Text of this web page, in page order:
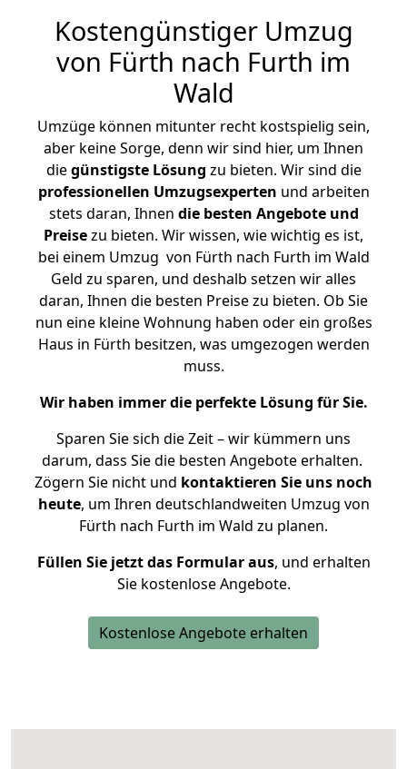
Kostengünstiger Umzug
von Fürth nach Furth im
Wald
Umzüge können mitunter recht kostspielig sein,
aber keine Sorge, denn wir sind hier, um Ihnen
diegünstigste Lösung zu bieten. Wir sind die
professionellen Umzugsexperten und arbeiten
stets daran, Ihnen die besten Angebote und
Preisezu bieten. Wir wissen, wie wichtig es ist,
bei einem Umzug von Fürth nach Furth im Wald
Geld zu sparen, und deshalb setzen wir alles
daran, Ihnen die besten Preise zu bieten. Ob Sie
nun eine kleine Wohnung haben oder ein großes
Haus in Fürth besitzen, was umgezogen werden
muss.
Wir haben immer die perfekte Lösung für Sie.
Sparen Sie sich die Zeit – wir kümmern uns
darum, dass Sie die besten Angebote erhalten.
Zögern Sie nicht und kontaktieren Sie uns noch
heute, um Ihren deutschlandweiten Umzug von
Fürth nach Furth im Wald zu planen.
Füllen Sie jetzt das Formular aus, und erhalten
Sie kostenlose Angebote.
Kostenlose Angebote erhalten